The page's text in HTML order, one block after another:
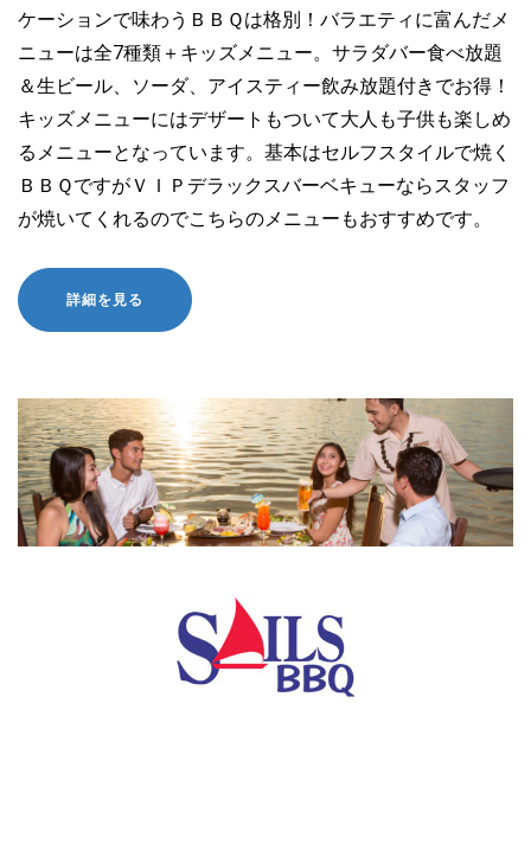
ケーションで味わうＢＢＱは格別！バラエティに富んだメ
ニューは全7種類＋キッズメニュー。サラダバー食べ放題
＆生ビール、ソーダ、アイスティー飲み放題付きでお得！
キッズメニューにはデザートもついて大人も子供も楽しめ
るメニューとなっています。基本はセルフスタイルで焼く
ＢＢＱですがＶＩＰデラックスバーベキューならスタッフ
が焼いてくれるのでこちらのメニューもおすすめです。